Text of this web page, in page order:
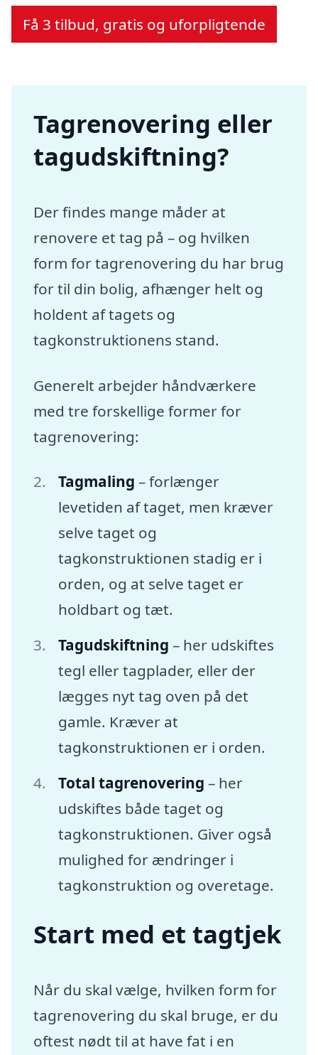
Få 3 tilbud, gratis og uforpligtende
Tagrenovering eller
tagudskiftning?
Der findes mange måder at
renovere et tag på – og hvilken
form for tagrenovering du har brug
for til din bolig, afhænger helt og
holdent af tagets og
tagkonstruktionens stand.
Generelt arbejder håndværkere
med tre forskellige former for
tagrenovering:
Tagmaling – forlænger
levetiden af taget, men kræver
selve taget og
tagkonstruktionen stadig er i
orden, og at selve taget er
holdbart og tæt.
Tagudskiftning – her udskiftes
tegl eller tagplader, eller der
lægges nyt tag oven på det
gamle. Kræver at
tagkonstruktionen er i orden.
Total tagrenovering – her
udskiftes både taget og
tagkonstruktionen. Giver også
mulighed for ændringer i
tagkonstruktion og overetage.
Start med et tagtjek
Når du skal vælge, hvilken form for
tagrenovering du skal bruge, er du
oftest nødt til at have fat i en